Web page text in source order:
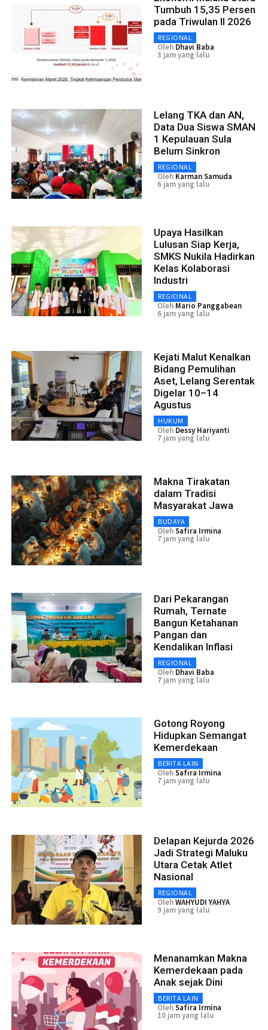
Tumbuh 15,35 Persen
pada Triwulan II 2026
REGIONAL
Oleh Dhavi Baba
3 jam yang lalu
Lelang TKA dan AN,
Data Dua Siswa SMAN
1 Kepulauan Sula
Belum Sinkron
REGIONAL
Oleh Karman Samuda
6 jam yang lalu
Upaya Hasilkan
Lulusan Siap Kerja,
SMKS Nukila Hadirkan
Kelas Kolaborasi
Industri
REGIONAL
Oleh Mario Panggabean
6 jam yang lalu
Kejati Malut Kenalkan
Bidang Pemulihan
Aset, Lelang Serentak
Digelar 10–14
Agustus
HUKUM
Oleh Dessy Hariyanti
7 jam yang lalu
Makna Tirakatan
dalam Tradisi
Masyarakat Jawa
BUDAYA
OlehSafira Irmina
7 jam yang lalu
Dari Pekarangan
Rumah, Ternate
Bangun Ketahanan
Pangan dan
Kendalikan Inflasi
REGIONAL
Oleh Dhavi Baba
7 jam yang lalu
Gotong Royong
Hidupkan Semangat
Kemerdekaan
BERITA LAIN
OlehSafira Irmina
7 jam yang lalu
Delapan Kejurda 2026
Jadi Strategi Maluku
Utara Cetak Atlet
Nasional
REGIONAL
OlehWAHYUDI YAHYA
9 jam yang lalu
Menanamkan Makna
Kemerdekaan pada
Anak sejak Dini
BERITA LAIN
OlehSafira Irmina
10 jam yang lalu